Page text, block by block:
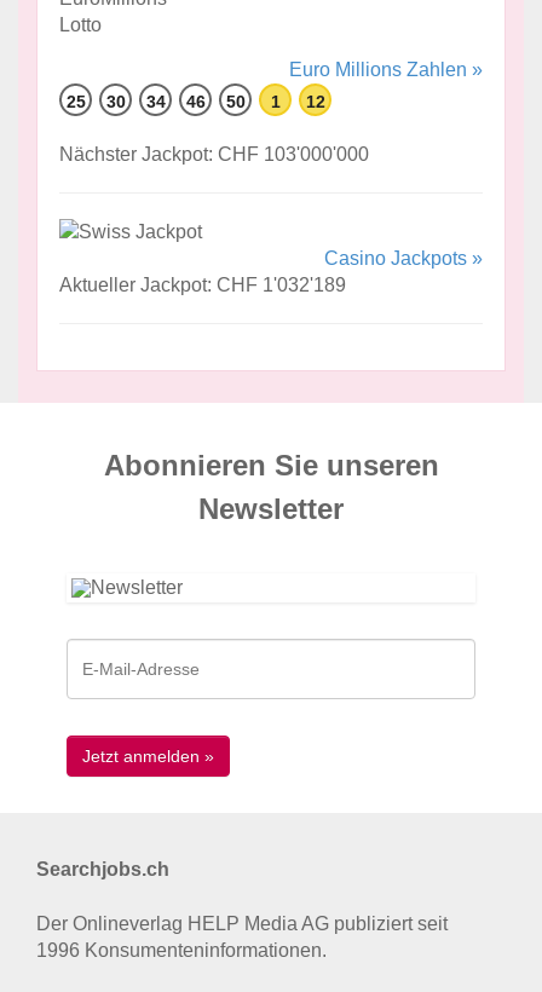
Euro Millions Zahlen »
25 30 34 46 50 1 12
Nächster Jackpot: CHF 103'000'000
Casino Jackpots »
Aktueller Jackpot: CHF 1'032'189
Abonnieren Sie unseren
News­letter
Searchjobs.ch
Der Onlineverlag HELP Media AG publiziert seit
1996 Konsumenten­informationen.